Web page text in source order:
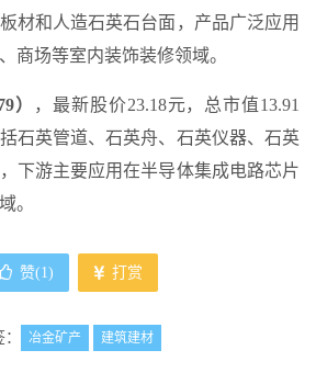
材和人造石英石台面，产品广泛应用
商场等室内装饰装修领域。
）
，最新股价23.18元，总市值13.91
石英管道、石英舟、石英仪器、石英
下游主要应用在半导体集成电路芯片
。
赞(1) 打赏
冶金矿产 建筑建材